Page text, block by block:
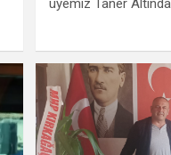
üyemiz Taner